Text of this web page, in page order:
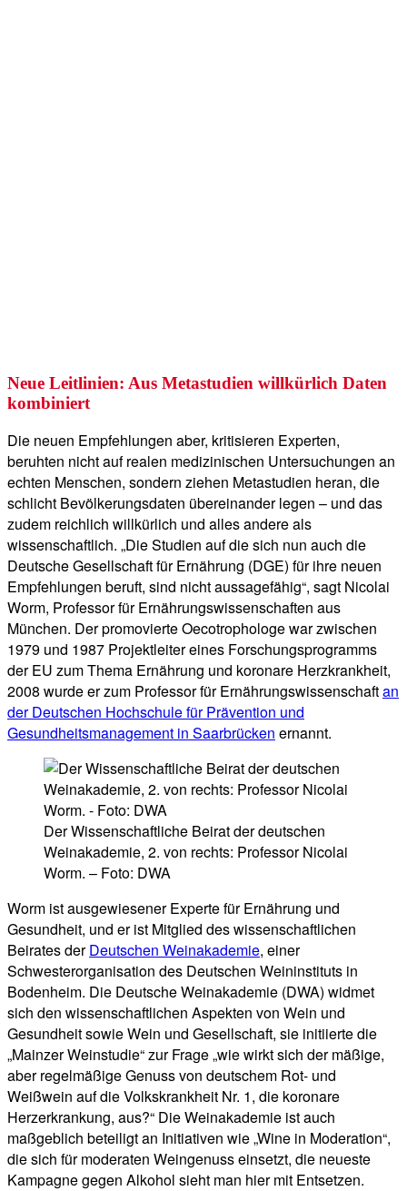
Neue Leitlinien: Aus Metastudien willkürlich Daten
kombiniert
Die neuen Empfehlungen aber, kritisieren Experten,
beruhten nicht auf realen medizinischen Untersuchungen an
echten Menschen, sondern ziehen Metastudien heran, die
schlicht Bevölkerungsdaten übereinander legen – und das
zudem reichlich willkürlich und alles andere als
wissenschaftlich. „Die Studien auf die sich nun auch die
Deutsche Gesellschaft für Ernährung (DGE) für ihre neuen
Empfehlungen beruft, sind nicht aussagefähig“, sagt Nicolai
Worm, Professor für Ernährungswissenschaften aus
München. Der promovierte Oecotrophologe war zwischen
1979 und 1987 Projektleiter eines Forschungsprogramms
der EU zum Thema Ernährung und koronare Herzkrankheit,
2008 wurde er zum Professor für Ernährungswissenschaftan
der Deutschen Hochschule für Prävention und
Gesundheitsmanagement in Saarbrücken ernannt.
Der Wissenschaftliche Beirat der deutschen
Weinakademie, 2. von rechts: Professor Nicolai
Worm. – Foto: DWA
Worm ist ausgewiesener Experte für Ernährung und
Gesundheit, und er ist Mitglied des wissenschaftlichen
Beirates derDeutschen Weinakademie, einer
Schwesterorganisation des Deutschen Weininstituts in
Bodenheim. Die Deutsche Weinakademie (DWA) widmet
sich den wissenschaftlichen Aspekten von Wein und
Gesundheit sowie Wein und Gesellschaft, sie initiierte die
„Mainzer Weinstudie“ zur Frage „wie wirkt sich der mäßige,
aber regelmäßige Genuss von deutschem Rot- und
Weißwein auf die Volkskrankheit Nr. 1, die koronare
Herzerkrankung, aus?“ Die Weinakademie ist auch
maßgeblich beteiligt an Initiativen wie „Wine in Moderation“,
die sich für moderaten Weingenuss einsetzt, die neueste
Kampagne gegen Alkohol sieht man hier mit Entsetzen.